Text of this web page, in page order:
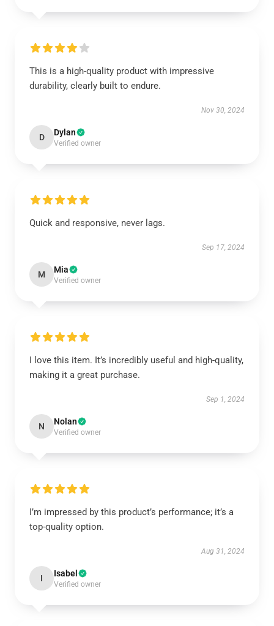
This is a high-quality product with impressive
durability, clearly built to endure.
Nov 30, 2024
D Dylan
Verified owner
Quick and responsive, never lags.
Sep 17, 2024
M Mia
Verified owner
I love this item. It’s incredibly useful and high-quality,
making it a great purchase.
Sep 1, 2024
N Nolan
Verified owner
I’m impressed by this product’s performance; it’s a
top-quality option.
Aug 31, 2024
I Isabel
Verified owner